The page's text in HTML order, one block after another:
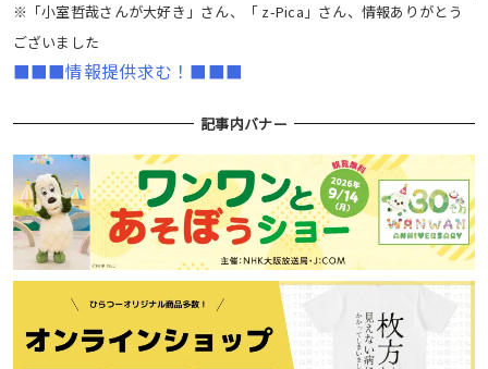
※「小室哲哉さんが大好き」さん、「 z-Pica」さん、情報ありがとう
ございました
■■■情報提供求む！■■■
記事内バナー